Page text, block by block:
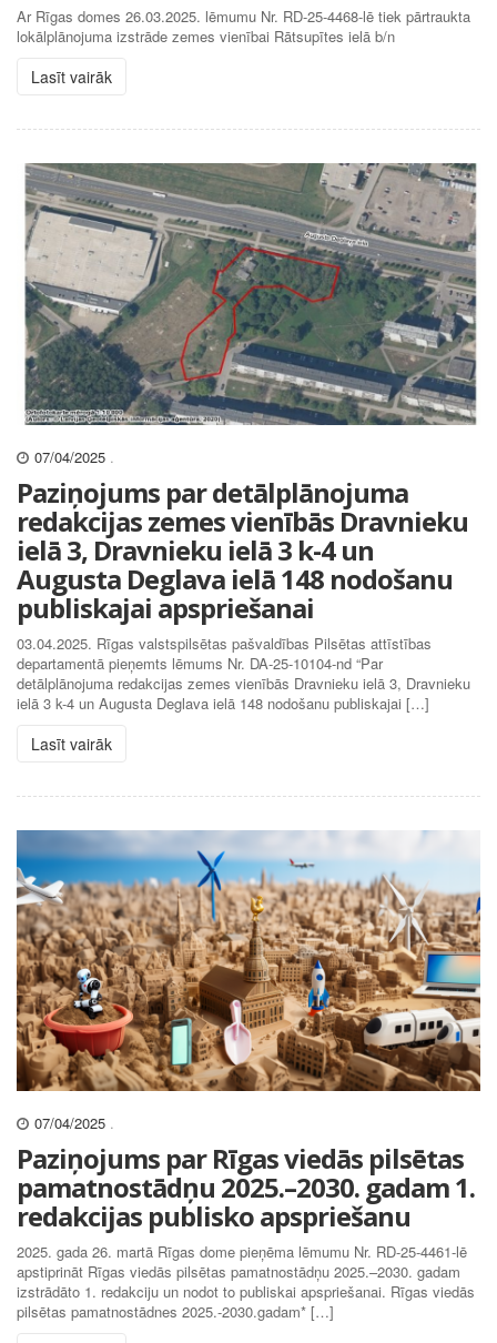
Ar Rīgas domes 26.03.2025. lēmumu Nr. RD-25-4468-lē tiek pārtraukta
lokālplānojuma izstrāde zemes vienībai Rātsupītes ielā b/n
Lasīt vairāk
07/04/2025 .
Paziņojums par detālplānojuma
redakcijas zemes vienībās Dravnieku
ielā 3, Dravnieku ielā 3 k-4 un
Augusta Deglava ielā 148 nodošanu
publiskajai apspriešanai
03.04.2025. Rīgas valstspilsētas pašvaldības Pilsētas attīstības
departamentā pieņemts lēmums Nr. DA-25-10104-nd “Par
detālplānojuma redakcijas zemes vienībās Dravnieku ielā 3, Dravnieku
ielā 3 k-4 un Augusta Deglava ielā 148 nodošanu publiskajai […]
Lasīt vairāk
07/04/2025 .
Paziņojums par Rīgas viedās pilsētas
pamatnostādņu 2025.–2030. gadam 1.
redakcijas publisko apspriešanu
2025. gada 26. martā Rīgas dome pieņēma lēmumu Nr. RD-25-4461-lē
apstiprināt Rīgas viedās pilsētas pamatnostādņu 2025.–2030. gadam
izstrādāto 1. redakciju un nodot to publiskai apspriešanai. Rīgas viedās
pilsētas pamatnostādnes 2025.-2030.gadam* […]